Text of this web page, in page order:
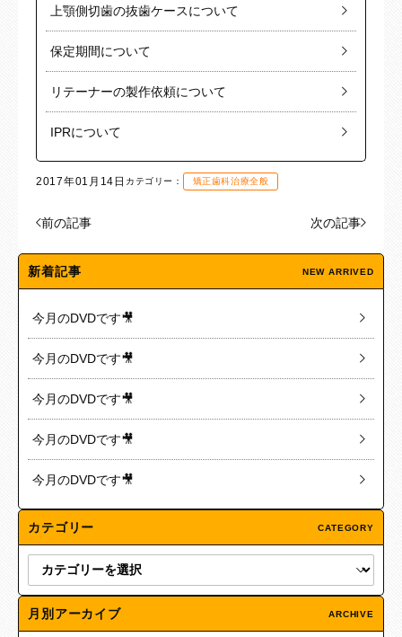
上顎側切歯の抜歯ケースについて
保定期間について
リテーナーの製作依頼について
IPRについて
2017年01月14日 カテゴリー： 矯正歯科治療全般
前の記事 次の記事
新着記事 NEW ARRIVED
今月のDVDです🎥
今月のDVDです🎥
今月のDVDです🎥
今月のDVDです🎥
今月のDVDです🎥
カテゴリー CATEGORY
月別アーカイブ ARCHIVE